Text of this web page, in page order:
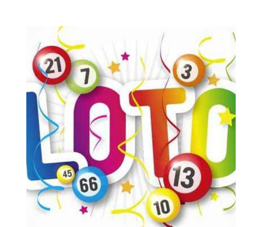
Libre
de
Gagner
de
l'argent
en
ligne